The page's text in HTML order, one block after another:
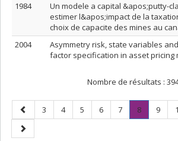
1984
Un modele a capital &apos;putty-
estimer l&apos;impact de la
choix de capacite des mines au
2004
Asymmetry risk, state variables
factor specification in asset pricing
Nombre de résultats :
Page
précédente
Page
3 Page
4 Page
5 Page
6 Page
7 Page
8.
Page
Page
9
Page
suivante